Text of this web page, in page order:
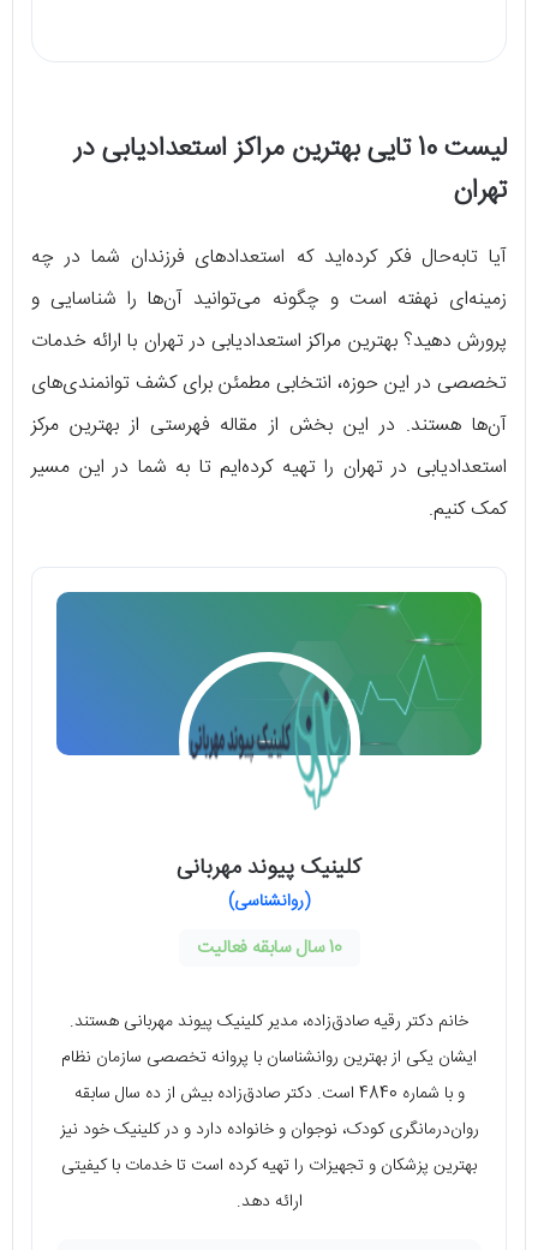
لیست 10 تایی بهترین مراکز استعدادیابی در
تهران
آیا تابه‌حال فکر کرده‌اید که استعدادهای فرزندان شما در چه
زمینه‌ای نهفته است و چگونه می‌توانید آن‌ها را شناسایی و
پرورش دهید؟ بهترین مراکز استعدادیابی در تهران با ارائه خدمات
تخصصی در این حوزه، انتخابی مطمئن برای کشف توانمندی‌های
آن‌ها هستند. در این بخش از مقاله فهرستی از بهترین مرکز
استعدادیابی در تهران را تهیه کرده‌ایم تا به شما در این مسیر
کمک کنیم.
کلینیک پیوند مهربانی
(روانشناسی)
10 سال سابقه فعالیت
خانم دکتر رقیه صادق‌زاده، مدیر کلینیک پیوند مهربانی هستند.
ایشان یکی از بهترین روانشناسان با پروانه تخصصی سازمان نظام
و با شماره 4840 است. دکتر صادق‌زاده بیش از ده سال سابقه
روان‌درمانگری کودک، نوجوان و خانواده دارد و در کلینیک خود نیز
بهترین پزشکان و تجهیزات را تهیه کرده است تا خدمات با کیفیتی
ارائه دهد.